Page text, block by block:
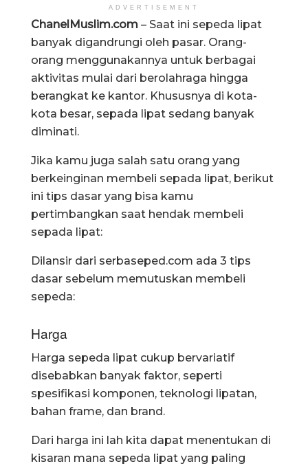
ADVERTISEMENT
ChanelMuslim.com – Saat ini sepeda lipat
banyak digandrungi oleh pasar. Orang-
orang menggunakannya untuk berbagai
aktivitas mulai dari berolahraga hingga
berangkat ke kantor. Khususnya di kota-
kota besar, sepada lipat sedang banyak
diminati.
Jika kamu juga salah satu orang yang
berkeinginan membeli sepada lipat, berikut
ini tips dasar yang bisa kamu
pertimbangkan saat hendak membeli
sepada lipat:
Dilansir dari serbaseped.com ada 3 tips
dasar sebelum memutuskan membeli
sepeda:
Harga
Harga sepeda lipat cukup bervariatif
disebabkan banyak faktor, seperti
spesifikasi komponen, teknologi lipatan,
bahan frame, dan brand.
Dari harga ini lah kita dapat menentukan di
kisaran mana sepeda lipat yang paling